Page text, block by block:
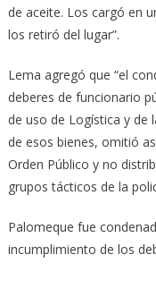
de aceite. Los cargó en
los retiró del lugar”.
Lema agregó que “el
deberes de funcionario
de uso de Logística y de
de esos bienes, omitió
Orden Público y no
grupos tácticos de la
Palomeque fue
incumplimiento de los